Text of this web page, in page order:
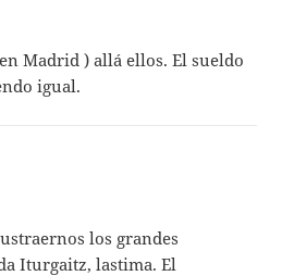
Madrid ) allá ellos. El sueldo
igual.
los grandes
Iturgaitz, lastima. El